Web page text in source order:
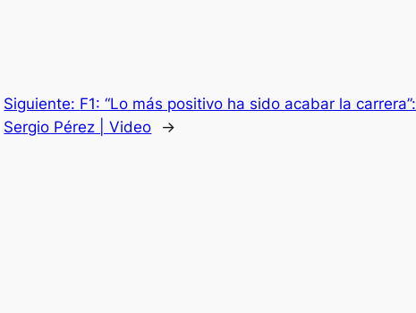
Siguiente: F1: “Lo más positivo ha sido acabar la carrera”:
Sergio Pérez | Video
→